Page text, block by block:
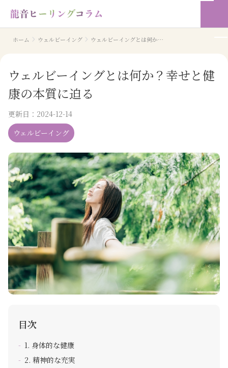
ホーム ウェルビーイング ウェルビーイングとは何か？幸せと健康の本質に迫る
ウェルビーイングとは何か？幸せと健
康の本質に迫る
更新日： 2024-12-14
ウェルビーイング
目次
1. 身体的な健康
2. 精神的な充実